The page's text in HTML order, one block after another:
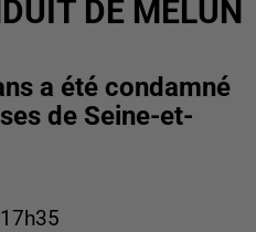
DE MELUN
a été condamné
de Seine-et-